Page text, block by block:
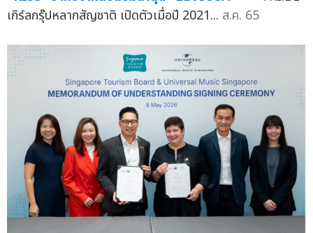
เกิร์ลกรุ๊ปหลากสัญชาติ เปิดตัวเมื่อปี 2021... ส.ค. 65